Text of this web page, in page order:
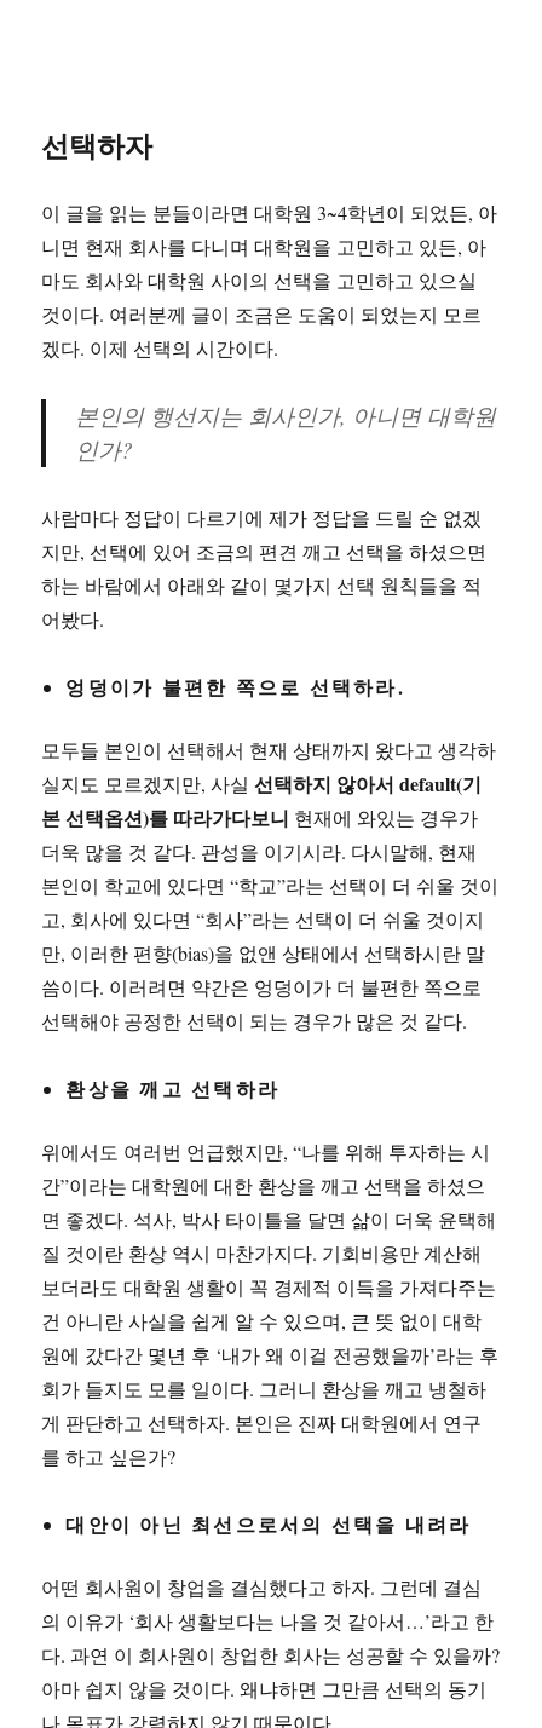
선택하자
이 글을 읽는 분들이라면 대학원 3~4학년이 되었든, 아
니면 현재 회사를 다니며 대학원을 고민하고 있든, 아
마도 회사와 대학원 사이의 선택을 고민하고 있으실
것이다. 여러분께 글이 조금은 도움이 되었는지 모르
겠다. 이제 선택의 시간이다.
본인의 행선지는 회사인가, 아니면 대학원
인가?
사람마다 정답이 다르기에 제가 정답을 드릴 순 없겠
지만, 선택에 있어 조금의 편견 깨고 선택을 하셨으면
하는 바람에서 아래와 같이 몇가지 선택 원칙들을 적
어봤다.
엉덩이가 불편한 쪽으로 선택하라.
모두들 본인이 선택해서 현재 상태까지 왔다고 생각하
실지도 모르겠지만, 사실선택하지 않아서 default(기
본 선택옵션)를 따라가다보니 현재에 와있는 경우가
더욱 많을 것 같다. 관성을 이기시라. 다시말해, 현재
본인이 학교에 있다면 “학교”라는 선택이 더 쉬울 것이
고, 회사에 있다면 “회사”라는 선택이 더 쉬울 것이지
만, 이러한 편향(bias)을 없앤 상태에서 선택하시란 말
씀이다. 이러려면 약간은 엉덩이가 더 불편한 쪽으로
선택해야 공정한 선택이 되는 경우가 많은 것 같다.
환상을 깨고 선택하라
위에서도 여러번 언급했지만, “나를 위해 투자하는 시
간”이라는 대학원에 대한 환상을 깨고 선택을 하셨으
면 좋겠다. 석사, 박사 타이틀을 달면 삶이 더욱 윤택해
질 것이란 환상 역시 마찬가지다. 기회비용만 계산해
보더라도 대학원 생활이 꼭 경제적 이득을 가져다주는
건 아니란 사실을 쉽게 알 수 있으며, 큰 뜻 없이 대학
원에 갔다간 몇년 후 ‘내가 왜 이걸 전공했을까’라는 후
회가 들지도 모를 일이다. 그러니 환상을 깨고 냉철하
게 판단하고 선택하자. 본인은 진짜 대학원에서 연구
를 하고 싶은가?
대안이 아닌 최선으로서의 선택을 내려라
어떤 회사원이 창업을 결심했다고 하자. 그런데 결심
의 이유가 ‘회사 생활보다는 나을 것 같아서…’라고 한
다. 과연 이 회사원이 창업한 회사는 성공할 수 있을까?
아마 쉽지 않을 것이다. 왜냐하면 그만큼 선택의 동기
나 목표가 강력하지 않기 때문이다.